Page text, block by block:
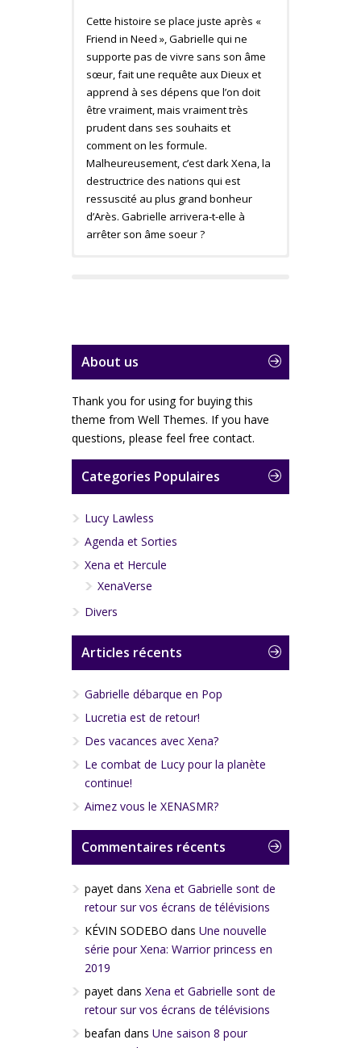
Cette histoire se place juste après «
Friend in Need », Gabrielle qui ne
supporte pas de vivre sans son âme
sœur, fait une requête aux Dieux et
apprend à ses dépens que l’on doit
être vraiment, mais vraiment très
prudent dans ses souhaits et
comment on les formule.
Malheureusement, c’est dark Xena, la
destructrice des nations qui est
ressuscité au plus grand bonheur
d’Arès. Gabrielle arrivera-t-elle à
arrêter son âme soeur ?
Dark Xena #2 (juin 2007)
Dark Xena #3 (juillet 2007)
About us
Thank you for using for buying this
theme from Well Themes. If you have
questions, please feel free contact.
Categories Populaires
Lucy Lawless
Agenda et Sorties
Xena et Hercule
XenaVerse
Divers
Articles récents
Gabrielle débarque en Pop
Lucretia est de retour!
Des vacances avec Xena?
Le combat de Lucy pour la planète
continue!
Aimez vous le XENASMR?
Commentaires récents
payet dans Xena et Gabrielle sont de
retour sur vos écrans de télévisions
KÉVIN SODEBO dans Une nouvelle
série pour Xena: Warrior princess en
2019
payet dans Xena et Gabrielle sont de
retour sur vos écrans de télévisions
beafan dans Une saison 8 pour